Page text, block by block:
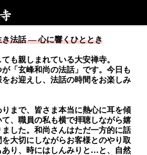
秋に、法話で心も晴れやかに
き法話 ― 心に響くひととき
も親しまれている大安禅寺。
「玄峰和尚の法話」です。今日も
お迎えし、法話の時間をお楽しみ
まで、皆さま本当に熱心に耳を傾
、職員の私も横で拝聴しながら嬉
ました。和尚さんはただ一方的に話
大切にしながらお客様とのやり取
あり、時にはしんみりと…と、自然